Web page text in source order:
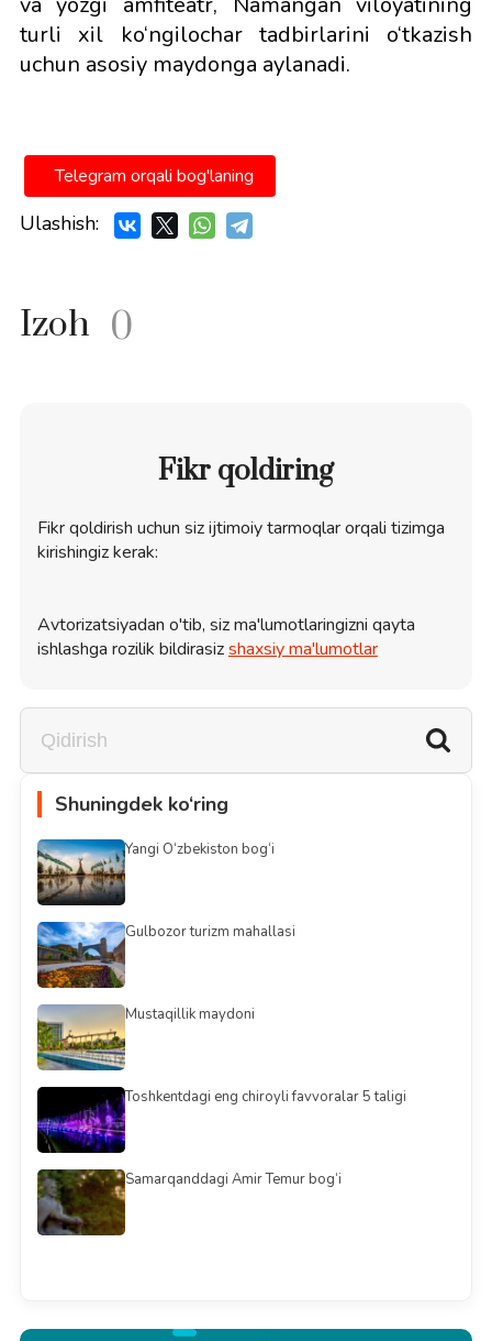
turli xil ko‘ngilochar tadbirlarini o‘tkazish
uchun asosiy maydonga aylanadi.
Telegram orqali bog'laning
Ulashish:
Izoh 0
Fikr qoldiring
Fikr qoldirish uchun siz ijtimoiy tarmoqlar orqali tizimga
kirishingiz kerak:
Avtorizatsiyadan o'tib, siz ma'lumotlaringizni qayta
ishlashga rozilik bildirasizshaxsiy ma'lumotlar
Shuningdek ko‘ring
Yangi O‘zbekiston bog‘i
Gulbozor turizm mahallasi
Mustaqillik maydoni
Toshkentdagi eng chiroyli favvoralar 5 taligi
Samarqanddagi Amir Temur bog‘i